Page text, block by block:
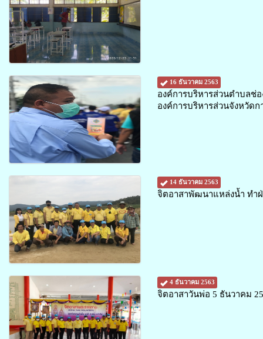
16 ธันวาคม 2563
องค์การบริหารส่วนตำบลช่
องค์การบริหารส่วนจังหวัด
14 ธันวาคม 2563
จิตอาสาพัฒนาแหล่งน้ำ ทำ
4 ธันวาคม 2563
จิตอาสาวันพ่อ 5 ธันวาคม